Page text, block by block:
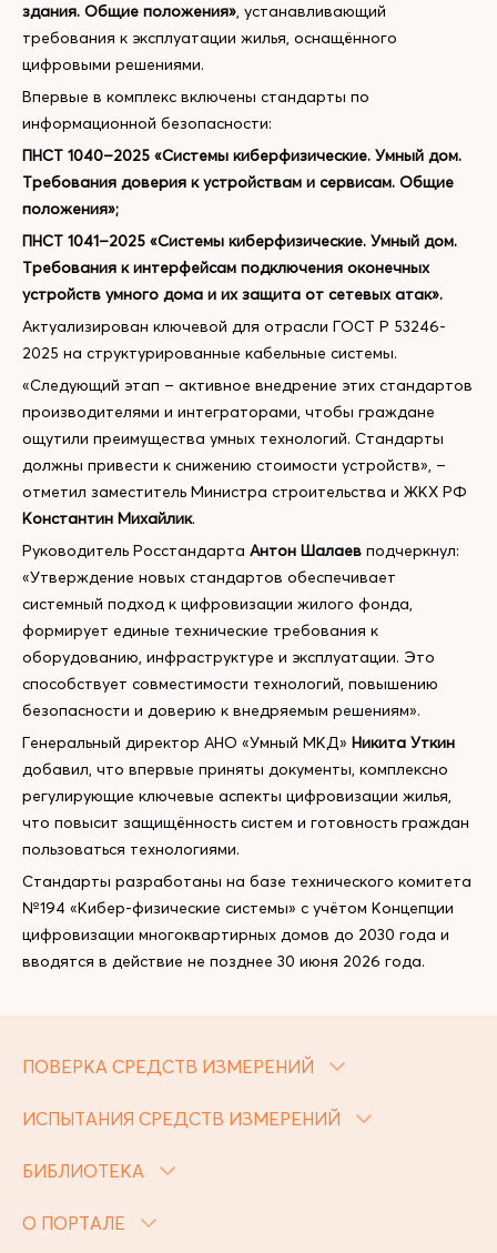
здания. Общие положения», устанавливающий
требования к эксплуатации жилья, оснащённого
цифровыми решениями.
Впервые в комплекс включены стандарты по
информационной безопасности:
ПНСТ 1040–2025 «Системы киберфизические. Умный дом.
Требования доверия к устройствам и сервисам. Общие
положения»;
ПНСТ 1041–2025 «Системы киберфизические. Умный дом.
Требования к интерфейсам подключения оконечных
устройств умного дома и их защита от сетевых атак».
Актуализирован ключевой для отрасли ГОСТ Р 53246-
2025 на структурированные кабельные системы.
«Следующий этап – активное внедрение этих стандартов
производителями и интеграторами, чтобы граждане
ощутили преимущества умных технологий. Стандарты
должны привести к снижению стоимости устройств», –
отметил заместитель Министра строительства и ЖКХ РФ
Константин Михайлик.
Руководитель Росстандарта Антон Шалаев подчеркнул:
«Утверждение новых стандартов обеспечивает
системный подход к цифровизации жилого фонда,
формирует единые технические требования к
оборудованию, инфраструктуре и эксплуатации. Это
способствует совместимости технологий, повышению
безопасности и доверию к внедряемым решениям».
Генеральный директор АНО «Умный МКД» Никита Уткин
добавил, что впервые приняты документы, комплексно
регулирующие ключевые аспекты цифровизации жилья,
что повысит защищённость систем и готовность граждан
пользоваться технологиями.
Стандарты разработаны на базе технического комитета
№194 «Кибер-физические системы» с учётом Концепции
цифровизации многоквартирных домов до 2030 года и
вводятся в действие не позднее 30 июня 2026 года.
ПОВЕРКА СРЕДСТВ ИЗМЕРЕНИЙ
ИСПЫТАНИЯ СРЕДСТВ ИЗМЕРЕНИЙ
БИБЛИОТЕКА
О ПОРТАЛЕ